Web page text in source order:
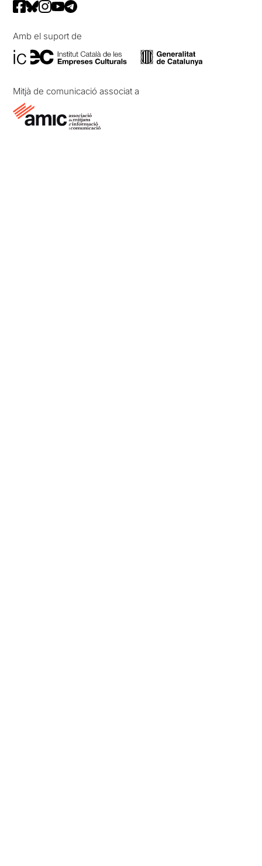
Amb el suport de
Mitjà de comunicació associat a